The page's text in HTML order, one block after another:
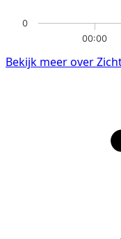
00:00
0
Bekijk meer over